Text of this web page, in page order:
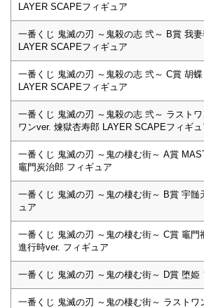
LAYER SCAPEフィギュア
一番くじ 鬼滅の刃 ～鬼殺の志 弐～ B賞 我妻
LAYER SCAPEフィギュア
一番くじ 鬼滅の刃 ～鬼殺の志 弐～ C賞 胡
LAYER SCAPEフィギュア
一番くじ 鬼滅の刃 ～鬼殺の志 弐～ ラストワ
ワンver. 煉獄杏寿郎 LAYER SCAPEフィギュ
一番くじ 鬼滅の刃 ～鬼の棲む街～ A賞
竈門炭治郎 フィギュア
一番くじ 鬼滅の刃 ～鬼の棲む街～ B賞 宇髄
ュア
一番くじ 鬼滅の刃 ～鬼の棲む街～ C賞 竈門
進行時ver. フィギュア
一番くじ 鬼滅の刃 ～鬼の棲む街～ D賞 堕姫
一番くじ 鬼滅の刃 ～鬼の棲む街～ ラストワ